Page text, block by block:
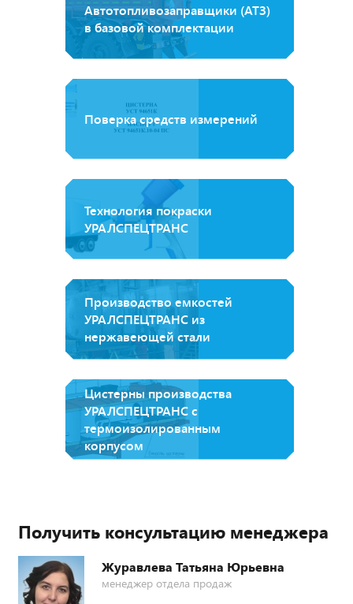
Автотопливозаправщики (АТЗ)
в базовой комплектации
Поверка средств измерений
Технология покраски
УРАЛСПЕЦТРАНС
Производство емкостей
УРАЛСПЕЦТРАНС из
нержавеющей стали
Цистерны производства
УРАЛСПЕЦТРАНС с
термоизолированным
корпусом
Получить консультацию менеджера
Журавлева Татьяна Юрьевна
менеджер отдела продаж